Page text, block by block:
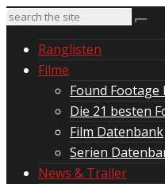
Ranglisten
Filme
Found Footage
Die 21 besten
Film Datenbank
Serien
News & Trailer